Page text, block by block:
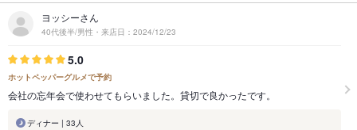
ヨッシーさん
40代後半/男性・来店日：2024/12/23
5.0
ホットペッパーグルメで予約
会社の忘年会で使わせてもらいました。貸切で良かったです。
ディナー | 33人